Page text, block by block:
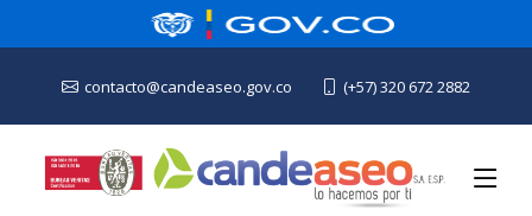
contacto@candeaseo.gov.co (+57) 320 672 2882